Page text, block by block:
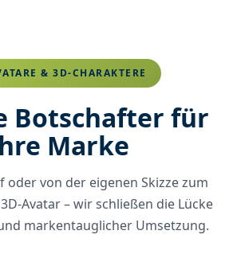
& 3D-CHARAKTERE
Botschafter für
Marke
oder von der eigenen Skizze zum
Avatar – wir schließen die Lücke
markentauglicher Umsetzung.